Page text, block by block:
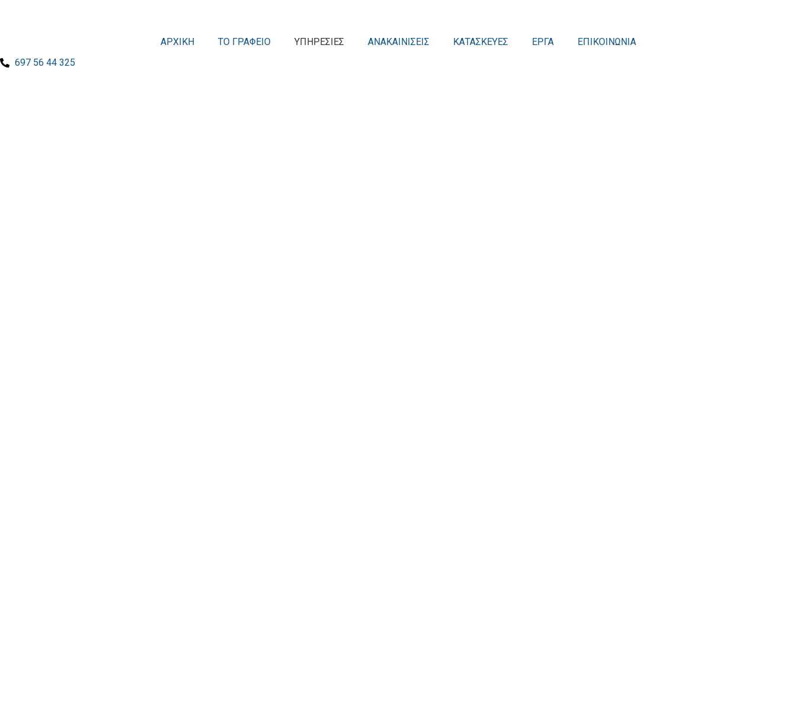
ΑΡΧΙΚΗ ΤΟ ΓΡΑΦΕΙΟ ΥΠΗΡΕΣΙΕΣ ΑΝΑΚΑΙΝΙΣΕΙΣ ΚΑΤΑΣΚΕΥΕΣ ΕΡΓΑ
ΕΠΙΚΟΙΝΩΝΙΑ
697 56 44 325